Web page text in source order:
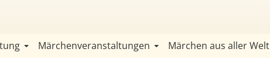
Märchenveranstaltungen Märchen aus aller Welt